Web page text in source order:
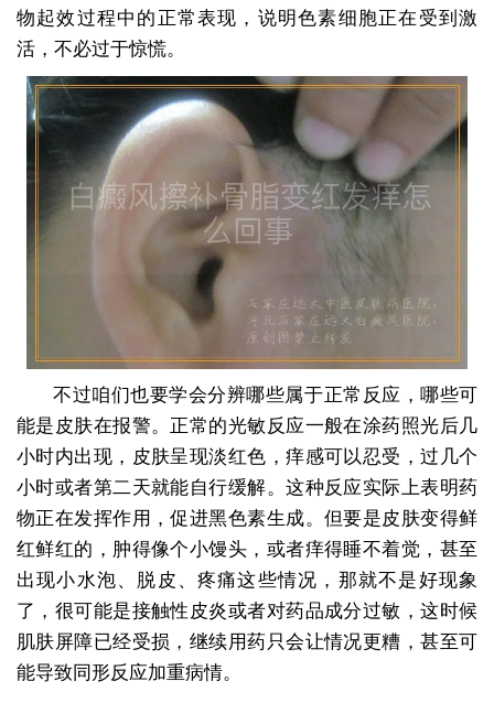
物起效过程中的正常表现，说明色素细胞正在受到激
活，不必过于惊慌。
不过咱们也要学会分辨哪些属于正常反应，哪些可
能是皮肤在报警。正常的光敏反应一般在涂药照光后几
小时内出现，皮肤呈现淡红色，痒感可以忍受，过几个
小时或者第二天就能自行缓解。这种反应实际上表明药
物正在发挥作用，促进黑色素生成。但要是皮肤变得鲜
红鲜红的，肿得像个小馒头，或者痒得睡不着觉，甚至
出现小水泡、脱皮、疼痛这些情况，那就不是好现象
了，很可能是接触性皮炎或者对药品成分过敏，这时候
肌肤屏障已经受损，继续用药只会让情况更糟，甚至可
能导致同形反应加重病情。